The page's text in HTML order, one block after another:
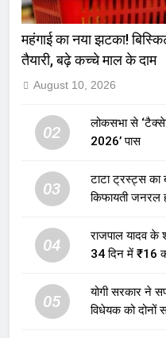
महंगाई का नया झटका!
तैयारी, बढ़े कच्चे माल के दाम
August 10, 2026
02
लोकसभा से
2026’ पास
03
टाटा ट्रस्ट्स
किफायती
04
राजपाल यादव के
34 दिन में ₹16
05
योगी सरकार ने
विधेयक को दोनों